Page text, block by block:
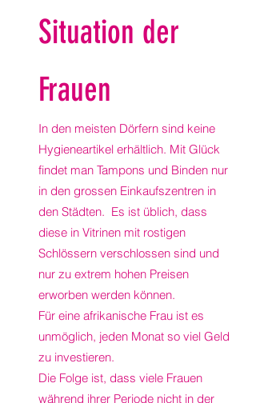
Situation der
Frauen
In den meisten Dörfern sind keine
Hygieneartikel erhältlich. Mit Glück
findet man Tampons und Binden nur
in den grossen Einkaufszentren in
den Städten. Es ist üblich, dass
diese in Vitrinen mit rostigen
Schlössern verschlossen sind und
nur zu extrem hohen Preisen
erworben werden können.
Für eine afrikanische Frau ist es
unmöglich, jeden Monat so viel Geld
zu investieren.
Die Folge ist, dass viele Frauen
während ihrer Periode nicht in der